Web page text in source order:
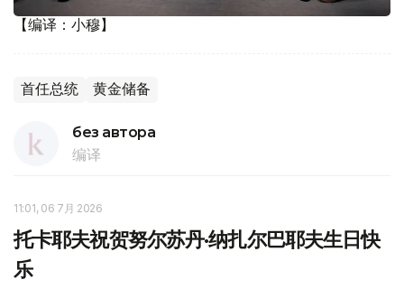
【编译：小穆】
首任总统 黄金储备
без автора
编译
11:01, 06 7月 2026
托卡耶夫祝贺努尔苏丹·纳扎尔巴耶夫生日快
乐